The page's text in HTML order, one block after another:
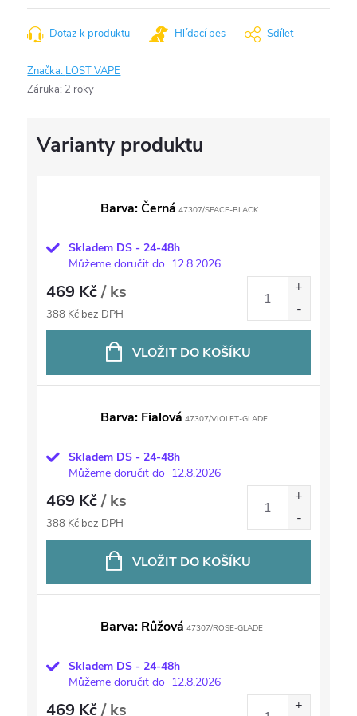
Dotaz k produktu Hlídací pes Sdílet
Značka: LOST VAPE
Záruka: 2 roky
Barva: Černá 47307/SPACE-BLACK
Skladem DS - 24-48h
Můžeme doručit do 12.8.2026
469 Kč/ ks
388 Kč bez DPH
VLOŽIT DO KOŠÍKU
Barva: Fialová 47307/VIOLET-GLADE
Skladem DS - 24-48h
Můžeme doručit do 12.8.2026
469 Kč/ ks
388 Kč bez DPH
VLOŽIT DO KOŠÍKU
Barva: Růžová 47307/ROSE-GLADE
Skladem DS - 24-48h
Můžeme doručit do 12.8.2026
469 Kč/ ks